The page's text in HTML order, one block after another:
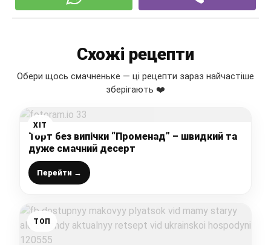
Схожі рецепти
Обери щось смачненьке — ці рецепти зараз найчастіше
зберігають ❤️
ХІТ
Торт без випічки “Променад” – швидкий та
дуже смачний десерт
Перейти →
ТОП